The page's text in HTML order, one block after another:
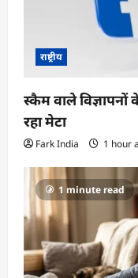
राष्ट्रीय
स्कैम वाले
रहा मेटा
Fark India 1 hour
1 minute read